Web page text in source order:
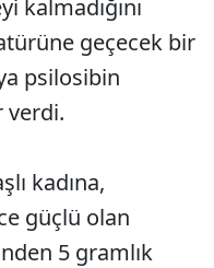
kalmadığını
geçecek bir
psilosibin
verdi.
kadına,
güçlü olan
5 gramlık